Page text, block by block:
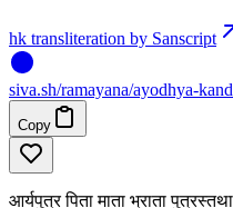
hk transliteration by Sanscript
siva.sh/ramayana/ayodhya-
Copy
आर्यपुत्र पिता माता भ्राता